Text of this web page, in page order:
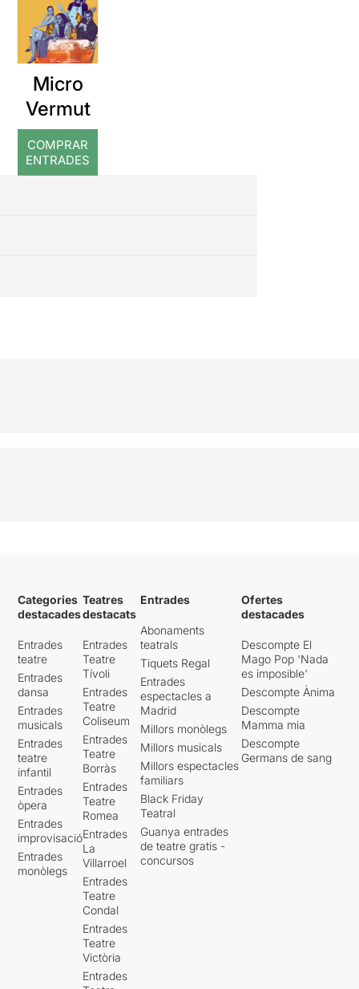
Micro
Vermut
COMPRAR
ENTRADES
Categories
destacades
Entrades
teatre
Entrades
dansa
Entrades
musicals
Entrades
teatre
infantil
Entrades
òpera
Entrades
improvisació
Entrades
monòlegs
Teatres
destacats
Entrades
Teatre
Tívoli
Entrades
Teatre
Coliseum
Entrades
Teatre
Borràs
Entrades
Teatre
Romea
Entrades
La
Villarroel
Entrades
Teatre
Condal
Entrades
Teatre
Victòria
Entrades
Entrades
Abonaments
teatrals
Tiquets Regal
Entrades
espectacles a
Madrid
Millors monòlegs
Millors musicals
Millors espectacles
familiars
Black Friday
Teatral
Guanya entrades
de teatre gratis -
concursos
Ofertes
destacades
Descompte El
Mago Pop 'Nada
es imposible'
Descompte Ànima
Descompte
Mamma mia
Descompte
Germans de sang